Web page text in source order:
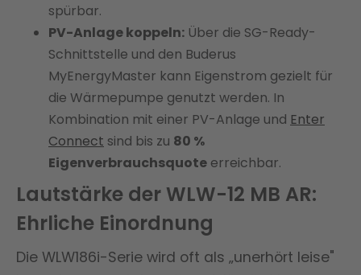
spürbar.
PV-Anlage koppeln: Über die SG-Ready-
Schnittstelle und den Buderus
MyEnergyMaster kann Eigenstrom gezielt für
die Wärmepumpe genutzt werden. In
Kombination mit einer PV-Anlage und Enter
Connect sind bis zu 80 %
Eigenverbrauchsquote erreichbar.
Lautstärke der WLW-12 MB AR:
Ehrliche Einordnung
Die WLW186i-Serie wird oft als „unerhört leise"